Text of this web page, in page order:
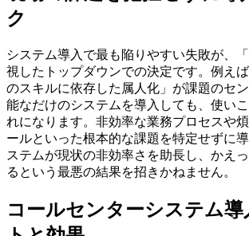
ク
システム導入で最も陥りやすい失敗が、
視したトップダウンでの決定です。例え
のスキルに依存した属人化」が課題のセ
能なだけのシステムを導入しても、使い
れになります。 非効率な業務プロセスや
ールといった根本的な課題を特定せずに
ステムが現状の非効率さを助長し、かえ
るという最悪の結果を招きかねません。
コールセンターシステム導